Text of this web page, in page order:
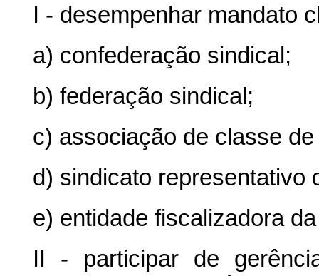
I - desempenhar mandato
a) confederação sindical;
b) federação sindical;
c) associação de classe
d) sindicato representativo
e) entidade fiscalizadora
II - participar de